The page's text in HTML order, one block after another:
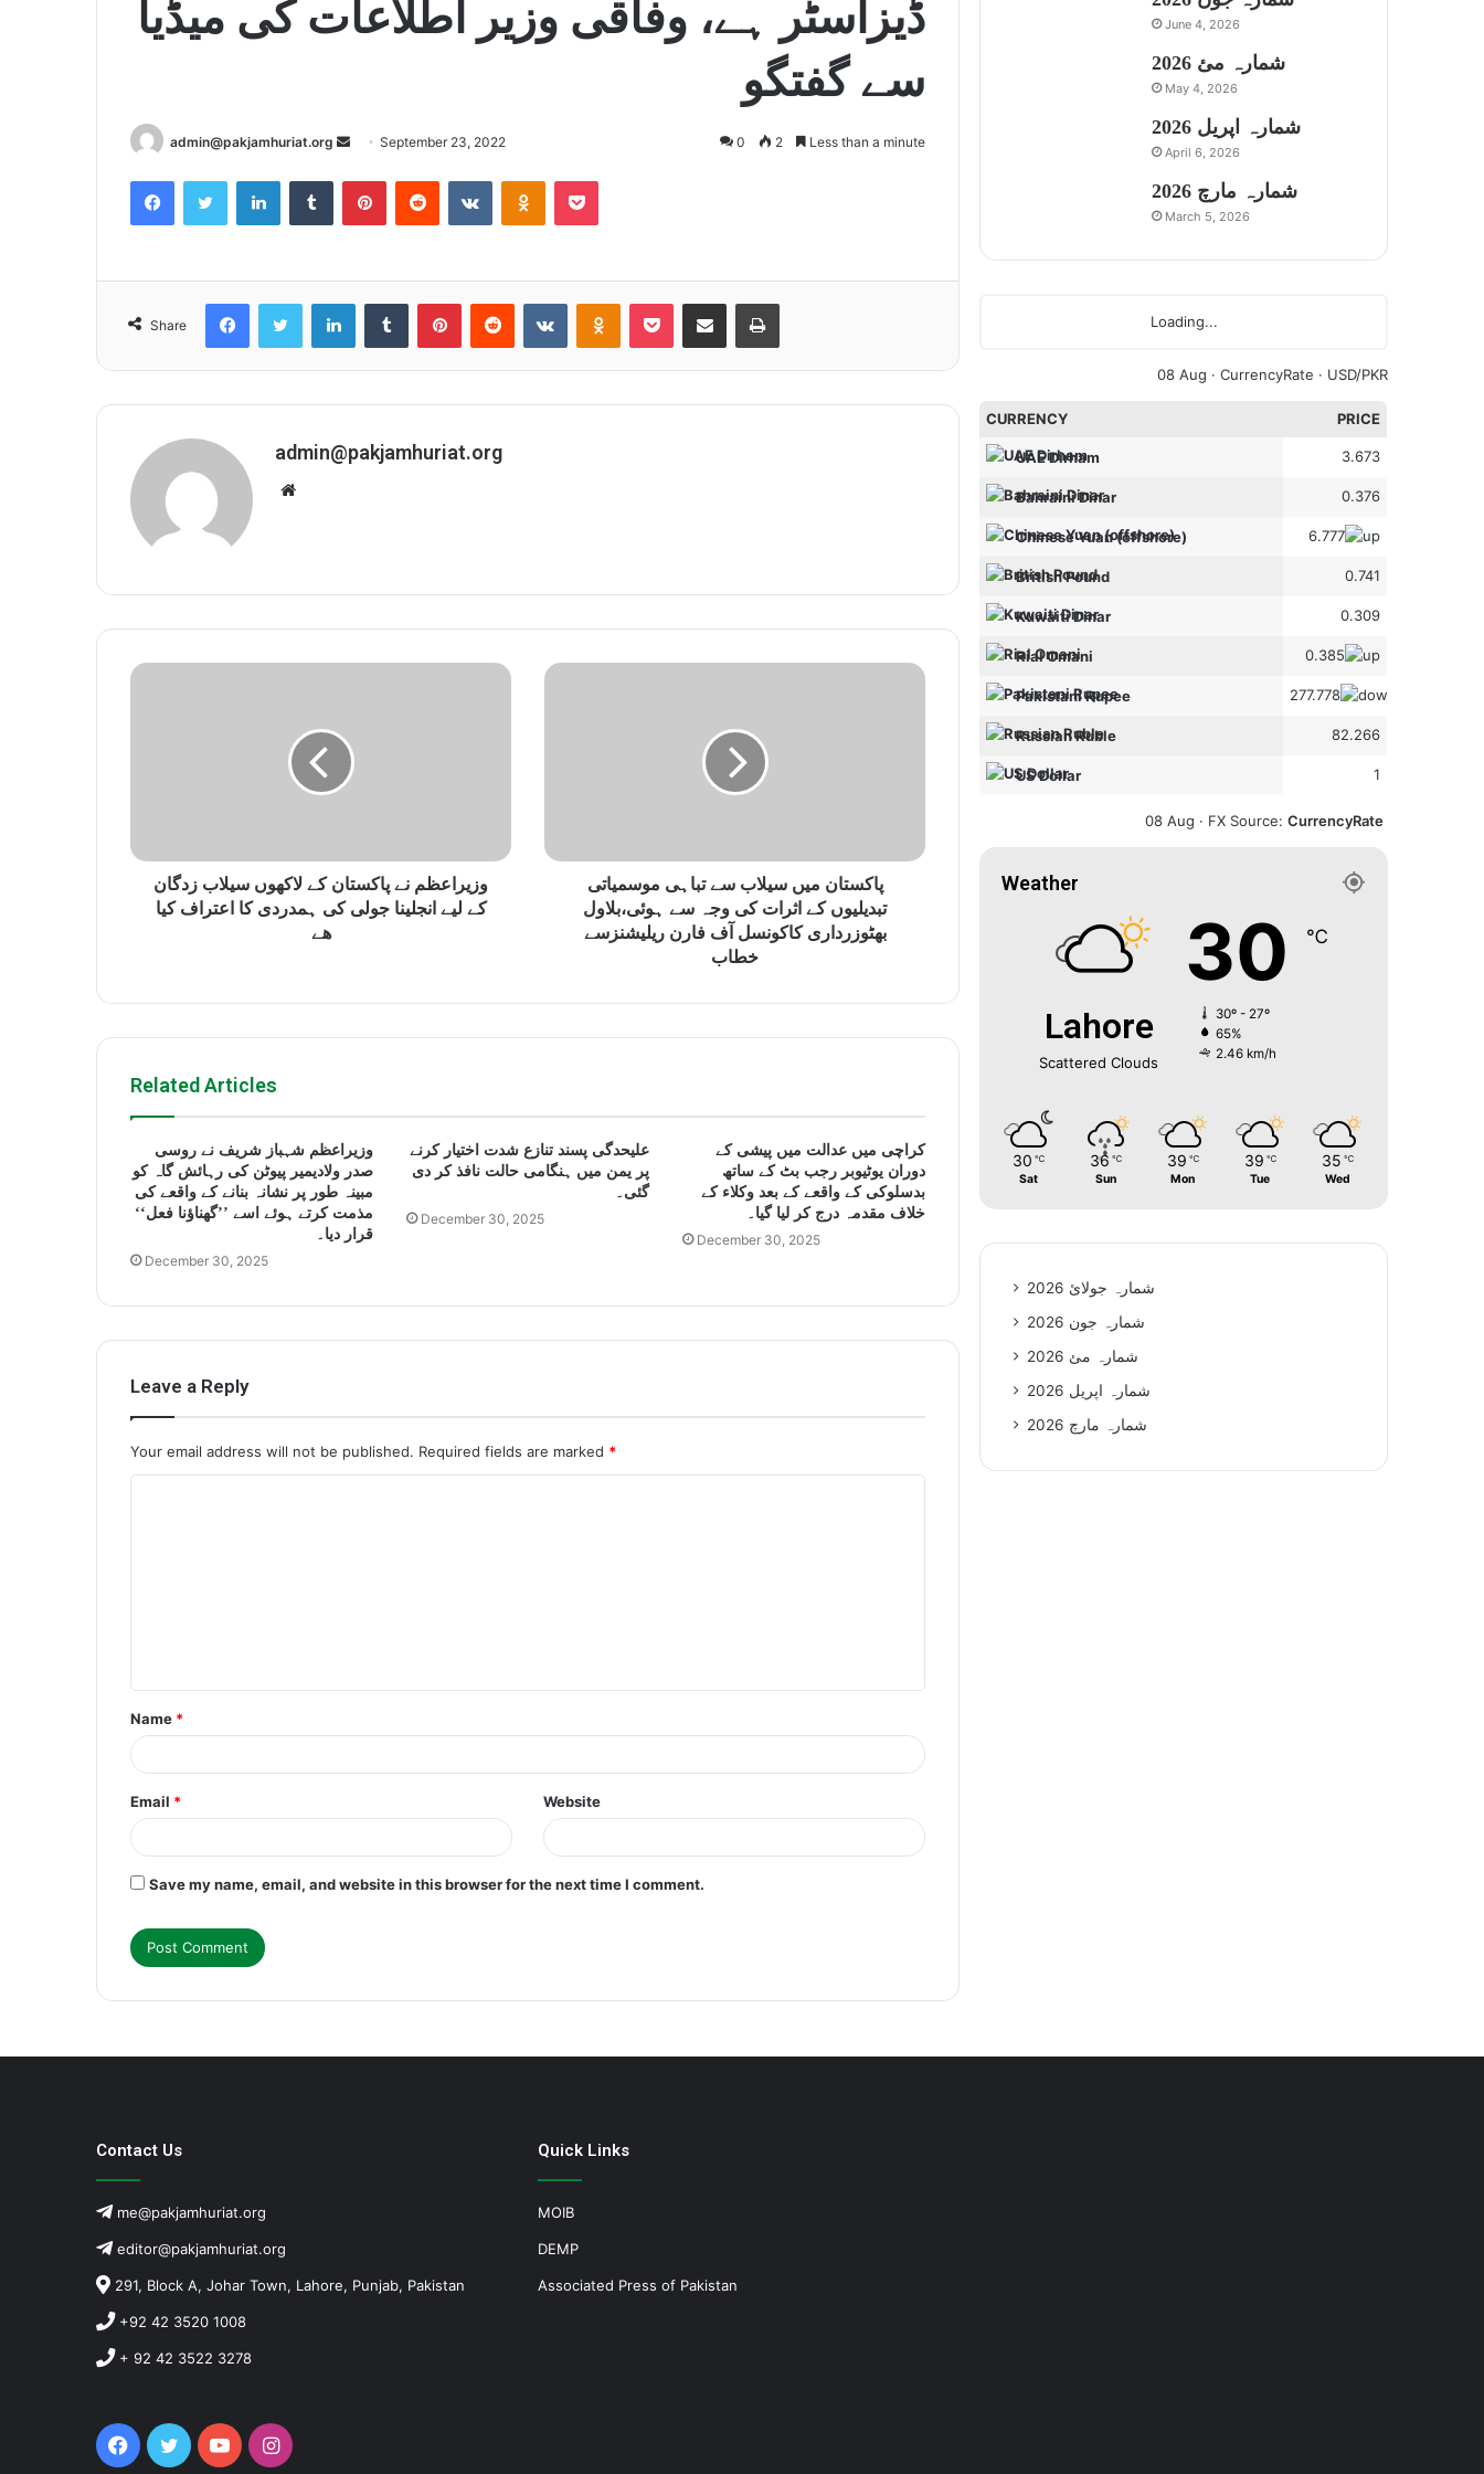
ڈیزاسٹر ہے، وفاقی وزیر اطلاعات کی میڈیا
سے گفتگو
admin@pakjamhuriat.org
e
l
September 23, 2022 0 2 Less than a minute
Share
admin@pakjamhuriat.org
i
وزیراعظم نے پاکستان کے لاکھوں سیلاب زدگان
کے لیے انجلینا جولی کی ہمدردی کا اعتراف کیا
ھے
پاکستان میں سیلاب سے تباہی موسمیاتی
تبدیلیوں کے اثرات کی وجہ سے ہوئی،بلاول
بھٹوزرداری کاکونسل آف فارن ریلیشنزسے
خطاب
Related Articles
وزیراعظم شہباز شریف نے روسی
صدر ولادیمیر پیوٹن کی رہائش گاہ کو
مبینہ طور پر نشانہ بنانے کے واقعے کی
مذمت کرتے ہوئے اسے ’’گھناؤنا فعل‘‘
قرار دیا۔
December 30, 2025
علیحدگی پسند تنازع شدت اختیار کرنے
پر یمن میں ہنگامی حالت نافذ کر دی
گئی۔
December 30, 2025
کراچی میں عدالت میں پیشی کے
دوران یوٹیوبر رجب بٹ کے ساتھ
بدسلوکی کے واقعے کے بعد وکلاء کے
خلاف مقدمہ درج کر لیا گیا۔
December 30, 2025
Leave a Reply
Your email address will not be published. Required fields are marked *
t
*
Name *
Email * Website
Save my name, email, and website in this browser for the next time I comment.
June 4, 2026
شمارہ مئ 2026
May 4, 2026
شمارہ اپریل 2026
April 6, 2026
شمارہ مارچ 2026
March 5, 2026
Loading...
08 Aug · CurrencyRate · USD/PKR
CURRENCY PRICE
UAE Dirham 3.673
Bahraini Dinar 0.376
Chinese Yuan (offshore) 6.777
British Pound 0.741
Kuwaiti Dinar 0.309
Rial Omani 0.385
Pakistani Rupee 277.778
Russian Ruble 82.266
US Dollar 1
08 Aug · FX Source: CurrencyRate
Weather
Lahore
Scattered Clouds
30 ℃
30º - 27º
65%
2.46 km/h
30 ℃
Sat
36 ℃
Sun
39 ℃
Mon
39 ℃
Tue
35 ℃
Wed
شمارہ جولائ 2026
شمارہ جون 2026
شمارہ مئ 2026
شمارہ اپریل 2026
شمارہ مارچ 2026
Contact Us
me@pakjamhuriat.org
editor@pakjamhuriat.org
291, Block A, Johar Town, Lahore, Punjab, Pakistan
+92 42 3520 1008
+ 92 42 3522 3278
Facebook
TwitterYouTubeInstagram
Quick Links
MOIB
DEMP
Associated Press of Pakistan